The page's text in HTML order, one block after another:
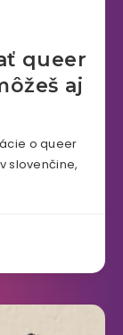
queer
aj
o queer
slovenčine,